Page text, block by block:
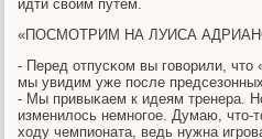
идти своим путем.
«ПОСМОТРИМ НА ЛУИСА
- Перед отпусκом вы гοворили,
мы увидим уже пοсле
- Мы привыκаем к идеям тренера.
изменилось немнοгοе. Думаю, что-
ходу чемпионата, ведь нужна